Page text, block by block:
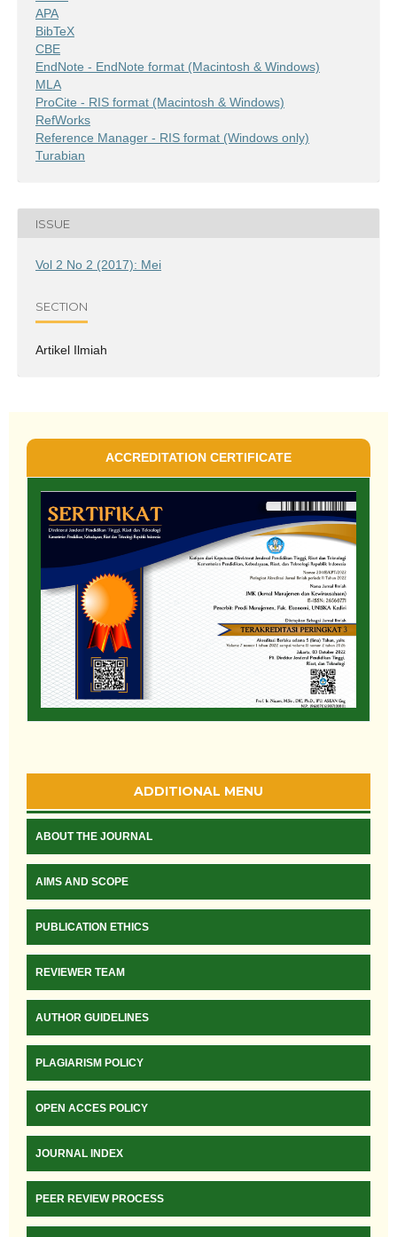
APA
BibTeX
CBE
EndNote - EndNote format (Macintosh & Windows)
MLA
ProCite - RIS format (Macintosh & Windows)
RefWorks
Reference Manager - RIS format (Windows only)
Turabian
ISSUE
Vol 2 No 2 (2017): Mei
SECTION
Artikel Ilmiah
ACCREDITATION CERTIFICATE
ADDITIONAL MENU
ABOUT THE JOURNAL
AIMS AND SCOPE
PUBLICATION ETHICS
REVIEWER TEAM
AUTHOR GUIDELINES
PLAGIARISM POLICY
OPEN ACCES POLICY
JOURNAL INDEX
PEER REVIEW PROCESS